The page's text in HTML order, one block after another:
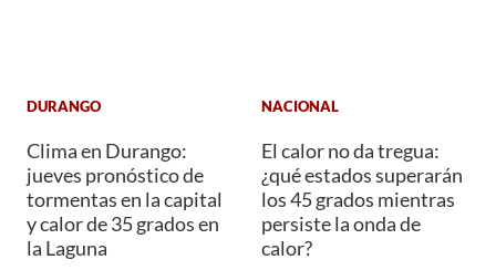
DURANGO
Clima en Durango:
jueves pronóstico de
tormentas en la capital
y calor de 35 grados en
la Laguna
NACIONAL
El calor no da tregua:
¿qué estados superarán
los 45 grados mientras
persiste la onda de
calor?